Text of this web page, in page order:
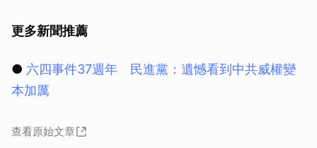
更多新聞推薦
● 六四事件37週年 民進黨：遺憾看到中共威權變
本加厲
查看原始文章